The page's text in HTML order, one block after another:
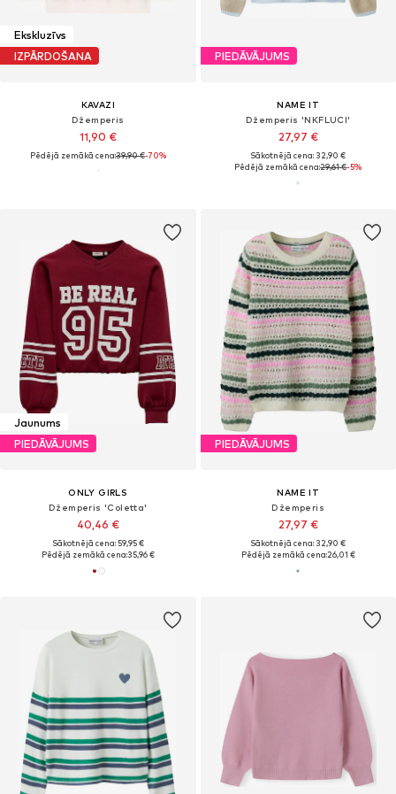
Ekskluzīvs
IZPĀRDOŠANA
KAVAZI
Džemperis
11,90 €
Pēdējā zemākā cena:39,90 €-70%
PIEDĀVĀJUMS
NAME IT
Džemperis 'NKFLUCI'
27,97 €
Sākotnējā cena: 32,90 €
Pēdējā zemākā cena:29,61 €-5%
Jaunums
PIEDĀVĀJUMS
ONLY GIRLS
Džemperis 'Coletta'
40,46 €
Sākotnējā cena: 59,95 €
Pēdējā zemākā cena:35,96 €
PIEDĀVĀJUMS
NAME IT
Džemperis
27,97 €
Sākotnējā cena: 32,90 €
Pēdējā zemākā cena:26,01 €